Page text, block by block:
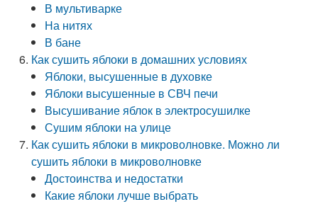
В мультиварке
На нитях
В бане
Как сушить яблоки в домашних условиях
Яблоки, высушенные в духовке
Яблоки высушенные в СВЧ печи
Высушивание яблок в электросушилке
Сушим яблоки на улице
Как сушить яблоки в микроволновке. Можно ли
сушить яблоки в микроволновке
Достоинства и недостатки
Какие яблоки лучше выбрать